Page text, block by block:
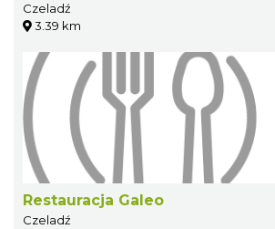
Czeladź
3.39 km
Restauracja Galeo
Czeladź